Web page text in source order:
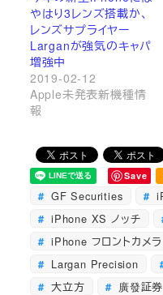
やはり3レンズ搭載か、
レンズサプライヤー
Larganが強気のキャパ
増強中
2019-02-12
Apple未発表新機種情
報
Save
GF Securities
iPhone XS ノッチ
iPhone フロントカメ
Largan Precision
大立方
廣發証券